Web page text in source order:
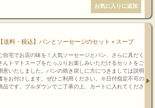
【送料・税込】パンとソーセージのセット＋スープ
自宅でお店の味を！人気ソーセージとパン、さらに具だく
んトマトスープをたっぷりお楽しみいただけるセットをご
意いたしました。パンの焼き戻しに方につきましては説明
をお付けします。ぜひご利用ください。※日付指定不可の
品です。プルダウンでご了承の上、カートに入れてくださ